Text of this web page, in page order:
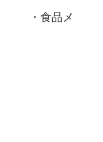
・食品メ